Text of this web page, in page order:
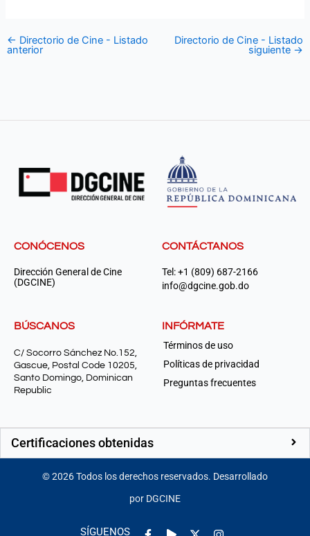
← Directorio de Cine - Listado
anterior
Directorio de Cine - Listado
siguiente →
CONÓCENOS
Dirección General de Cine
(DGCINE)
CONTÁCTANOS
Tel: +1 (809) 687-2166
info@dgcine.gob.do
BÚSCANOS
C/ Socorro Sánchez No.152,
Gascue, Postal Code 10205,
Santo Domingo, Dominican
Republic
INFÓRMATE
Términos de uso
Políticas de privacidad
Preguntas frecuentes
Certificaciones obtenidas
©2026Todos los derechos reservados. Desarrollado
por DGCINE
SÍGUENOS
Facebook-
Play Instagram